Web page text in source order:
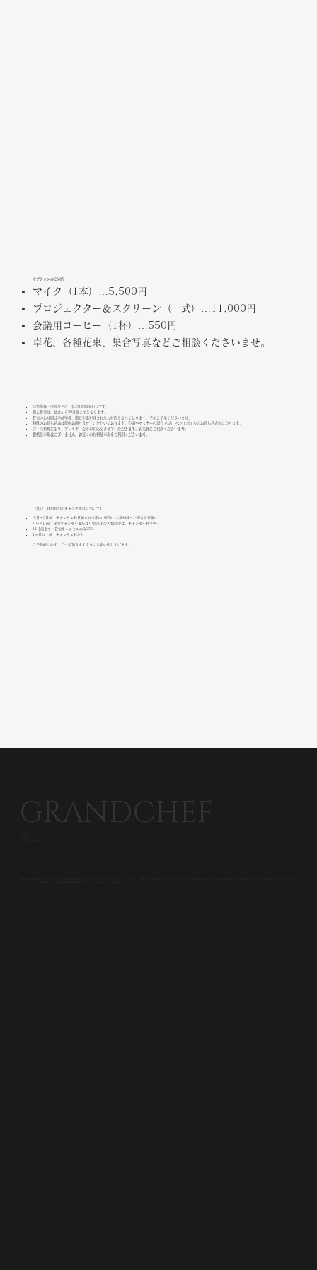
オプションのご案内
マイク（1本）…5,500円
プロジェクター＆スクリーン（一式）…11,000円
会議用コーヒー（1杯）…550円
卓花、各種花束、集合写真などご相談くださいませ。
会場準備・受付などは、宴会1時間前からです。
​撤去作業は、宴会から30分後までとなります。
貸切のお時間は事前準備、撤収作業が含まれたお時間となっております。予めご了承くださいませ。​
料飲のお持ち込みは原則お断りさせていただいております。会議やセミナーの場合 のみ、ペットボトルのお持ち込み可になります。
コース料理に限り、アレルギーなどの対応をさせていただきます。お気軽にご相談くださいませ。
提携駐車場はございません。お近くの有料駐車場をご利用くださいませ。
【宴会・貸切利用のキャンセル料について】
当日〜3日前：キャンセル料見積もり金額の100%（人数が減った場合も対象）
10〜4日前：貸切キャンセルまたは10名以上の人数減少は、キャンセル料50%
11日前まで：貸切キャンセルのみ25%
1ヶ月以上前：キャンセル料なし
​ご予約時に必ず、ご一読頂きますようにお願い申し上げます。
GRANDCHEF